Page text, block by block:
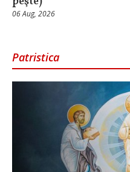
06 Aug, 2026
Patristica